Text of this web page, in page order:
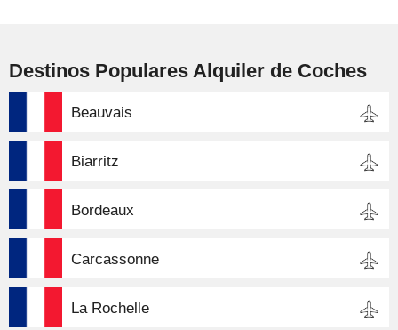
Destinos Populares Alquiler de Coches
Beauvais
Biarritz
Bordeaux
Carcassonne
La Rochelle